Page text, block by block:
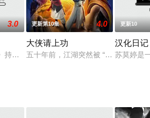
3.0
持续更新：始皇寻得长生丹的制法后，竟
更新第10集 4.0
大侠请上功
五十年前，江湖突然被 “混沌”入侵
更新10
汉化日
苏莫婷是